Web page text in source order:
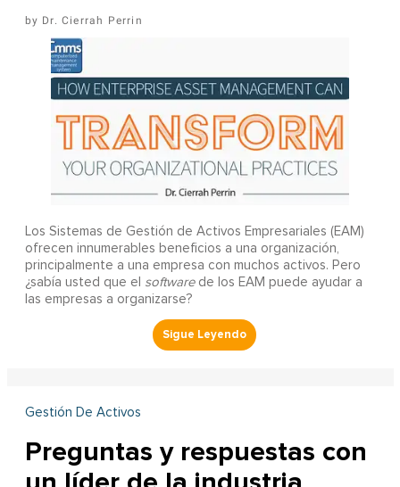
Dr. Cierrah Perrin
Los Sistemas de Gestión de Activos Empresariales (EAM)
ofrecen innumerables beneficios a una organización,
principalmente a una empresa con muchos activos. Pero
¿sabía usted que el softwarede los EAM puede ayudar a
las empresas a organizarse?
Gestión De Activos
Preguntas y respuestas con